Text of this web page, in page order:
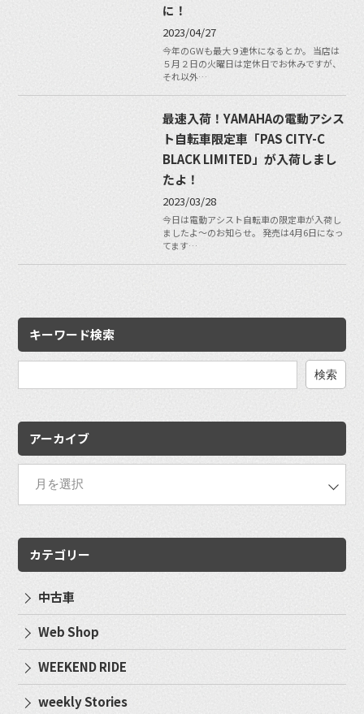
に！
2023/04/27
今年のGWも最大９連休になるとか。 当店は
５月２日の火曜日は定休日でお休みですが、
それ以外…
最速入荷！YAMAHAの電動アシス
ト自転車限定車「PAS CITY-C
BLACK LIMITED」が入荷しまし
たよ！
2023/03/28
今日は電動アシスト自転車の限定車が入荷し
ましたよ〜のお知らせ。 発売は4月6日になっ
てます…
キーワード検索
アーカイブ
カテゴリー
中古車
Web Shop
WEEKEND RIDE
weekly Stories